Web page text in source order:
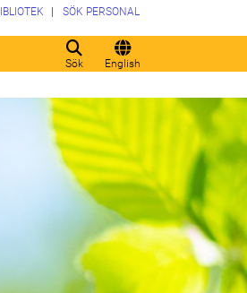
Sök English
SÖK PERSONAL